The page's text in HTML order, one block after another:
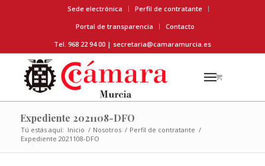
Sede electrónica
Perfil de contratante
Portal de transparencia
Contacto
Tel. 968 22 94 00 | secretaria@camaramurcia.es
Expediente 2021108-DFO
Tú estás aquí: Inicio / Nosotros / Perfil de contratante /
Expediente 2021108-DFO